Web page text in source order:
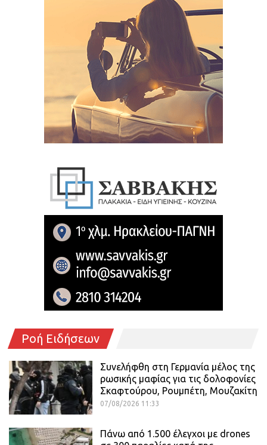
Ροή Ειδήσεων
Συνελήφθη στη Γερμανία μέλος της
ρωσικής μαφίας για τις δολοφονίες
Σκαφτούρου, Ρουμπέτη, Μουζακίτη
07/08/2026 11:33
Πάνω από 1.500 έλεγχοι με drones